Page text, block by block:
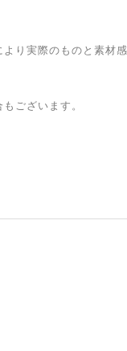
り実際のものと素材
ございます。